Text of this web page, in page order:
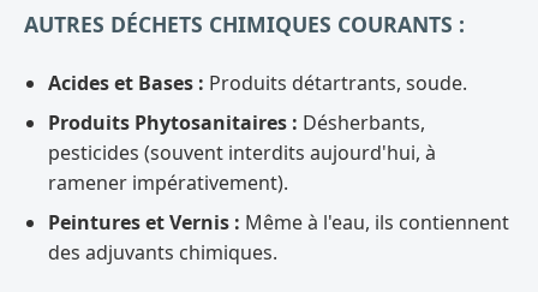
AUTRES DÉCHETS CHIMIQUES COURANTS :
Acides et Bases : Produits détartrants, soude.
Produits Phytosanitaires : Désherbants,
pesticides (souvent interdits aujourd'hui, à
ramener impérativement).
Peintures et Vernis : Même à l'eau, ils contiennent
des adjuvants chimiques.